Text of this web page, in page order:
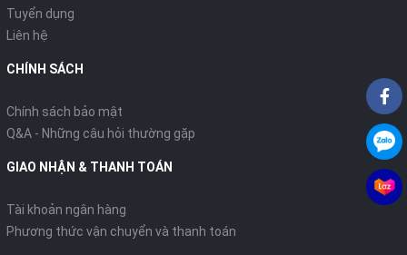
Tuyển dụng
Liên hệ
CHÍNH SÁCH
Chính sách bảo mật
Q&A - Những câu hỏi thường gặp
GIAO NHẬN & THANH TOÁN
Tài khoản ngân hàng
Phương thức vận chuyển và thanh toán